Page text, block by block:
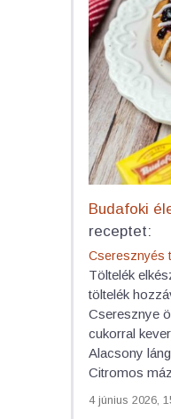
Budafoki
receptet:
Cseresznyés
Töltelék
töltelék
Cseresznye
cukorral
Alacsony
Citromos
4 június 2026,